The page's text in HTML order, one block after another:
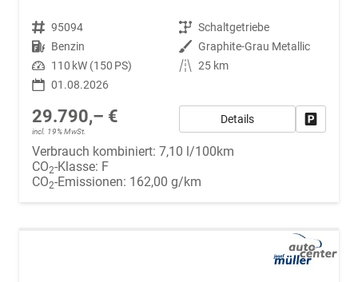
Fahrzeugnr. 95094 Getriebe Schaltgetriebe
Kraftstoff Benzin Außenfarbe Graphite-Grau Metallic
Leistung 110 kW (150 PS) Kilometerstand 25 km
01.08.2026
29.790,– €
incl. 19% MwSt.
Details
Verbrauch kombiniert: 7,10 l/100km
CO2-Klasse: F
CO2-Emissionen: 162,00 g/km